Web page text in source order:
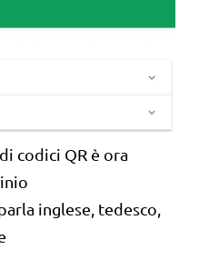
codici QR è ora
inglese, tedesco,